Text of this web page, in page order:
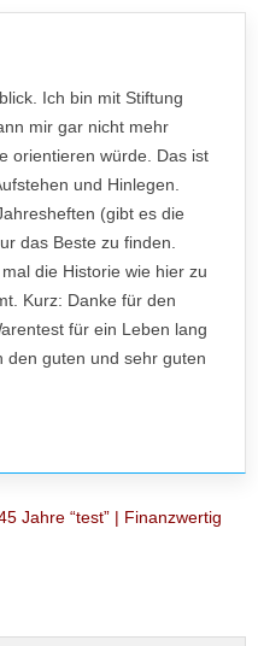
Ich bin mit Stiftung
mir gar nicht mehr
orientieren würde. Das ist
und Hinlegen.
(gibt es die
das Beste zu finden.
die Historie wie hier zu
Kurz: Danke für den
für ein Leben lang
den guten und sehr guten
Jahre “test” | Finanzwertig